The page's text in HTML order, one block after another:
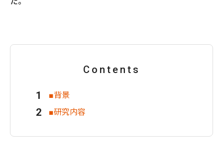
Contents
■背景
■研究内容